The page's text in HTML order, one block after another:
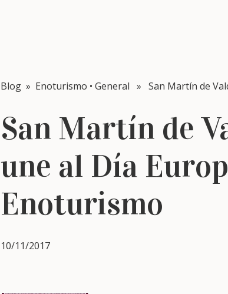
Blog » Enoturismo • General » San Martín de
San Martín de
une al Día
Enoturismo
10/11/2017